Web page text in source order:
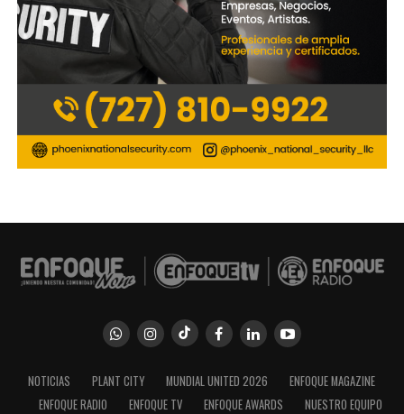
NOTICIAS PLANT CITY MUNDIAL UNITED 2026
ENFOQUE MAGAZINE
ENFOQUE RADIO
ENFOQUE TV ENFOQUE AWARDS NUESTRO EQUIPO